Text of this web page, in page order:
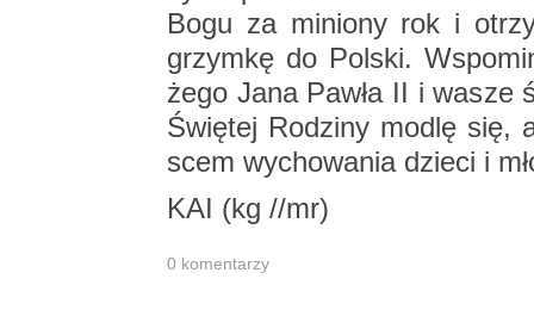
Bogu za mi­nio­ny rok i
grzym­kę do Pol­ski.
że­go Jana Pawła II i wasze
Świę­tej Ro­dzi­ny modlę się,
scem wy­cho­wa­nia dzie­ci i
KAI (kg //mr)
0 ko­men­ta­rzy